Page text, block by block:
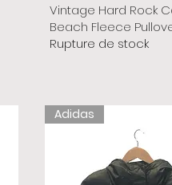
Vintage Hard Rock
Beach Fleece
Rupture de stock
Adidas